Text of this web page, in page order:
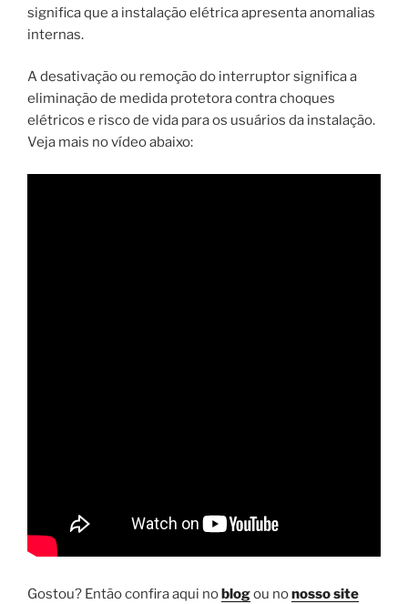
significa que a instalação elétrica apresenta anomalias
internas.
A desativação ou remoção do interruptor significa a
eliminação de medida protetora contra choques
elétricos e risco de vida para os usuários da instalação.
Veja mais no vídeo abaixo:
Gostou? Então confira aqui noblogou nonosso site